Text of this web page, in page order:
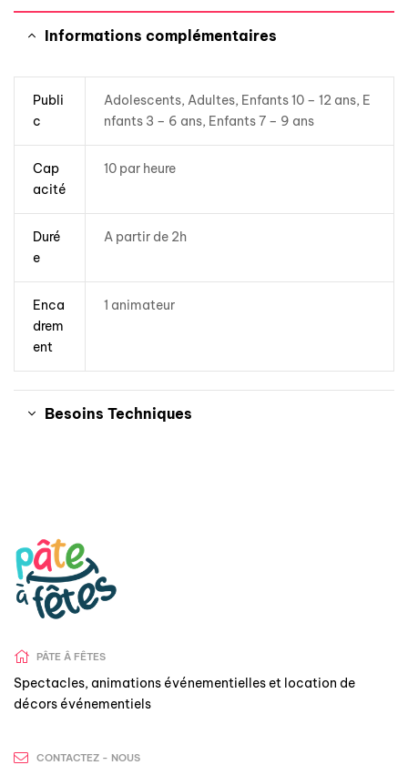
Informations complémentaires
Publi
c
Adolescents, Adultes, Enfants 10 – 12 ans, E
nfants 3 – 6 ans, Enfants 7 – 9 ans
Cap
acité
10 par heure
Duré
e
A partir de 2h
Enca
drem
ent
1 animateur
Besoins Techniques
PÂTE Â FÊTES
Spectacles, animations événementielles et location de
décors événementiels
CONTACTEZ - NOUS